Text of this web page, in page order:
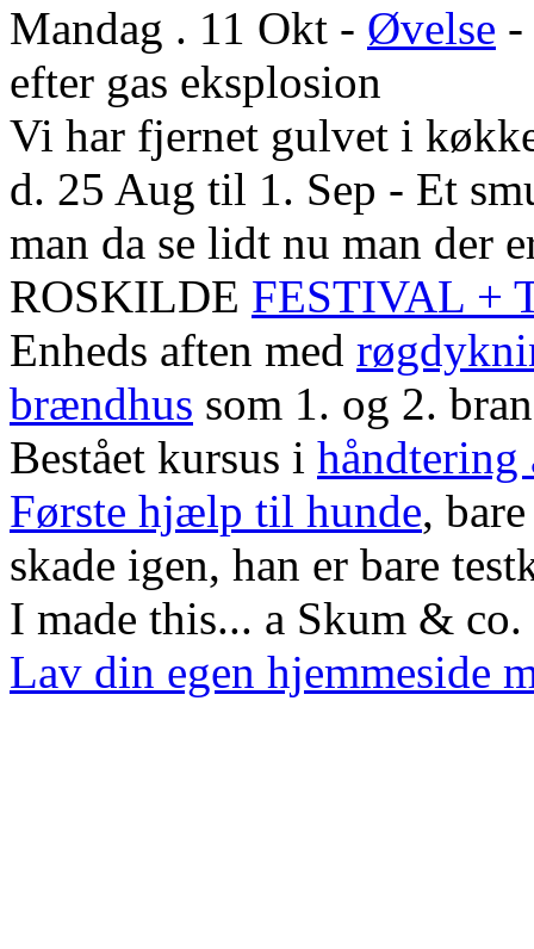
Mandag . 11 Okt - Øvelse -
efter gas eksplosion
Vi har fjernet gulvet i
d. 25 Aug til 1. Sep - Et
man da se lidt nu man der
ROSKILDE FESTIVAL +
Enheds aften med
brændhus som 1. og 2.
Bestået kursus i håndtering
Første hjælp til hunde,
skade igen, han er bare
I made this... a Skum &
Lav din egen hjemmeside